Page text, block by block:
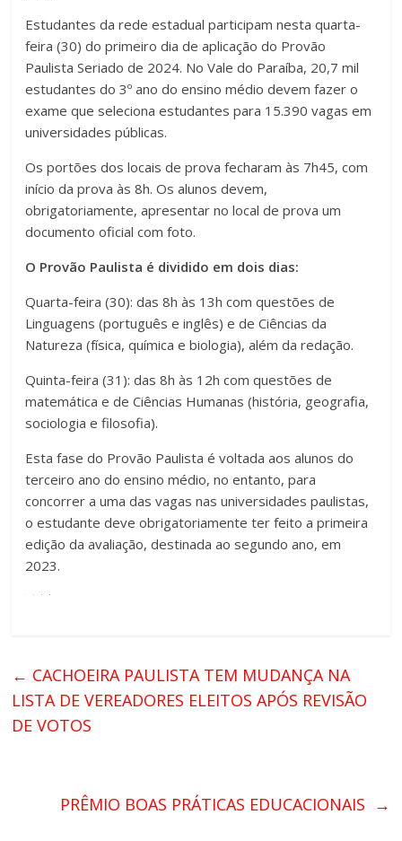
Estudantes da rede estadual participam nesta quarta-
feira (30) do primeiro dia de aplicação do Provão
Paulista Seriado de 2024. No Vale do Paraíba, 20,7 mil
estudantes do 3º ano do ensino médio devem fazer o
exame que seleciona estudantes para 15.390 vagas em
universidades públicas.
Os portões dos locais de prova fecharam às 7h45, com
início da prova às 8h. Os alunos devem,
obrigatoriamente, apresentar no local de prova um
documento oficial com foto.
O Provão Paulista é dividido em dois dias:
Quarta-feira (30): das 8h às 13h com questões de
Linguagens (português e inglês) e de Ciências da
Natureza (física, química e biologia), além da redação.
Quinta-feira (31): das 8h às 12h com questões de
matemática e de Ciências Humanas (história, geografia,
sociologia e filosofia).
Esta fase do Provão Paulista é voltada aos alunos do
terceiro ano do ensino médio, no entanto, para
concorrer a uma das vagas nas universidades paulistas,
o estudante deve obrigatoriamente ter feito a primeira
edição da avaliação, destinada ao segundo ano, em
2023.
← CACHOEIRA PAULISTA TEM MUDANÇA NA
LISTA DE VEREADORES ELEITOS APÓS REVISÃO
DE VOTOS
PRÊMIO BOAS PRÁTICAS EDUCACIONAIS →